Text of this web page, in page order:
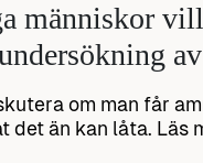
människor
om man får
det än kan låta. Läs